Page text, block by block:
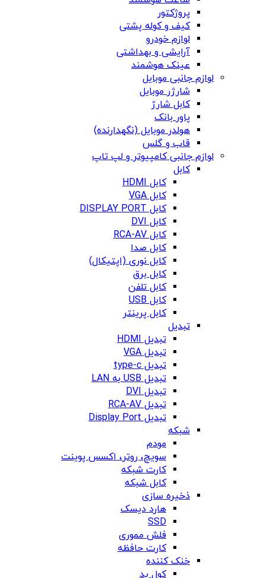
پروژکتور
کیف و کوله پشتی
لوازم خودرو
آرایشی و بهداشتی
عینک هوشمند
لوازم جانبی موبایل
شارژر موبایل
کابل شارژ
پاور بانک
هولدر موبایل (نگهدارنده)
قاب و گلس
لوازم جانبی کامپیوتر و لپ تاپ
کابل
کابل HDMI
کابل VGA
کابل DISPLAY PORT
کابل DVI
کابل RCA-AV
کابل صدا
کابل نوری (اپتیکال)
کابل برق
کابل تلفن
کابل USB
کابل پرینتر
تبدیل
تبدیل HDMI
تبدیل VGA
تبدیل type-c
تبدیل USB به LAN
تبدیل DVI
تبدیل RCA-AV
تبدیل Display Port
شبکه
مودم
سویچ، روتر، اکسس پوینت
کارت شبکه
کابل شبکه
ذخیره سازی
هارد دیسک
SSD
فلش مموری
کارت حافظه
خنک کننده
کول پد